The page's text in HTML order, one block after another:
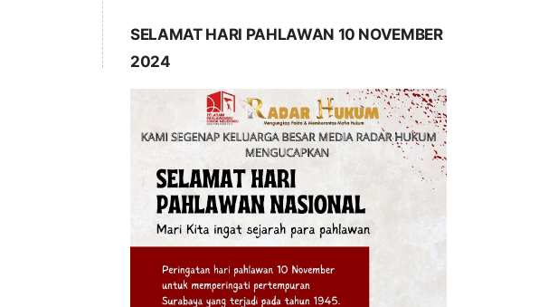
SELAMAT HARI PAHLAWAN 10 NOVEMBER
2024